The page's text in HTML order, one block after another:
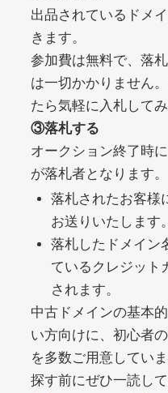
ジャンル
DA49 外部リンク数
10,800円 入札 0件
ジャンル その他
DA47 外部リンク数
10,800円 入札 0件
buywrite-
出品されているドメ
きます。
参加費は無料で、落
は一切かかりません
たら気軽に入札してみ
③落札する
オークション終了時
が落札者となります。
落札されたお客様
お送りいたします。
落札したドメイン
ているクレジット
されます。
中古ドメインの基本
い方向けに、初心者
を多数ご用意してい
探す前にぜひ一読し